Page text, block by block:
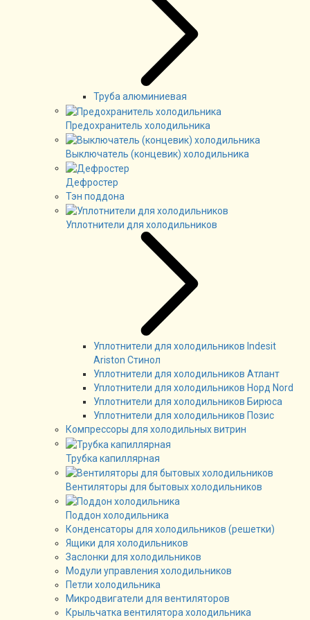
Труба алюминиевая
Предохранитель холодильника
Выключатель (концевик) холодильника
Дефростер
Тэн поддона
Уплотнители для холодильников
Уплотнители для холодильников Indesit
Ariston Стинол
Уплотнители для холодильников Атлант
Уплотнители для холодильников Норд Nord
Уплотнители для холодильников Бирюса
Уплотнители для холодильников Позис
Компрессоры для холодильных витрин
Трубка капиллярная
Вентиляторы для бытовых холодильников
Поддон холодильника
Конденсаторы для холодильников (решетки)
Ящики для холодильников
Заслонки для холодильников
Модули управления холодильников
Петли холодильника
Микродвигатели для вентиляторов
Крыльчатка вентилятора холодильника